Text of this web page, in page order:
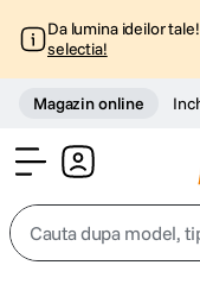
Da lumina ideilor
selectia!
Magazin online
Cauta dupa model,